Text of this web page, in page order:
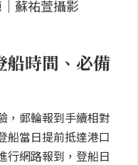
船時間、必備
，郵輪報到手續相對
船當日提前抵達港口
行網路報到，登船日